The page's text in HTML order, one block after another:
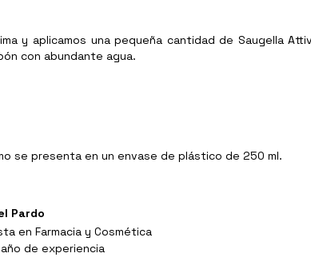
y aplicamos una pequeña cantidad de Saugella
con abundante agua.
se presenta en un envase de plástico de 250 ml.
Pardo
en Farmacia y Cosmética
de experiencia